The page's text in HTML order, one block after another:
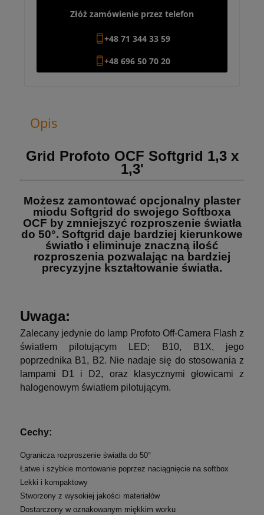
Złóż zamówienie przez telefon
+48 71 344 33 59
+48 696 50 70 20
Opis
Grid Profoto OCF Softgrid 1,3 x
1,3'
Możesz zamontować opcjonalny plaster
miodu Softgrid do swojego Softboxa
OCF by zmniejszyć rozproszenie światła
do 50°. Softgrid daje bardziej kierunkowe
światło i eliminuje znaczną ilość
rozproszenia pozwalając na bardziej
precyzyjne kształtowanie światła.
Uwaga:
Zalecany jedynie do lamp Profoto Off-Camera Flash z
światłem pilotującym LED; B10, B1X, jego
poprzednika B1, B2. Nie nadaje się do stosowania z
lampami D1 i D2, oraz klasycznymi głowicami z
halogenowym światłem pilotującym.
Cechy:
Ogranicza rozproszenie światła do 50°
Łatwe i szybkie montowanie poprzez naciągnięcie na softbox
Lekki i kompaktowy
Stworzony z wysokiej jakości materiałów
Dostarczony w oznakowanym miękkim worku